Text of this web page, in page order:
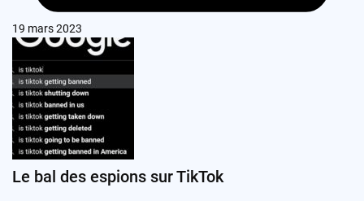
19 mars 2023
Le bal des espions sur TikTok